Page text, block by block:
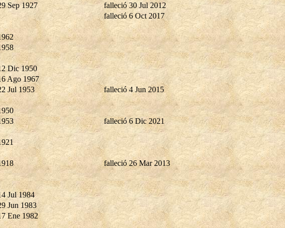
Sep 1927
falleció 30 Jul 2012
falleció 6 Oct 2017
Dic 1950
Ago 1967
Jul 1953
falleció 4 Jun 2015
falleció 6 Dic 2021
falleció 26 Mar 2013
Jul 1984
Jun 1983
Ene 1982